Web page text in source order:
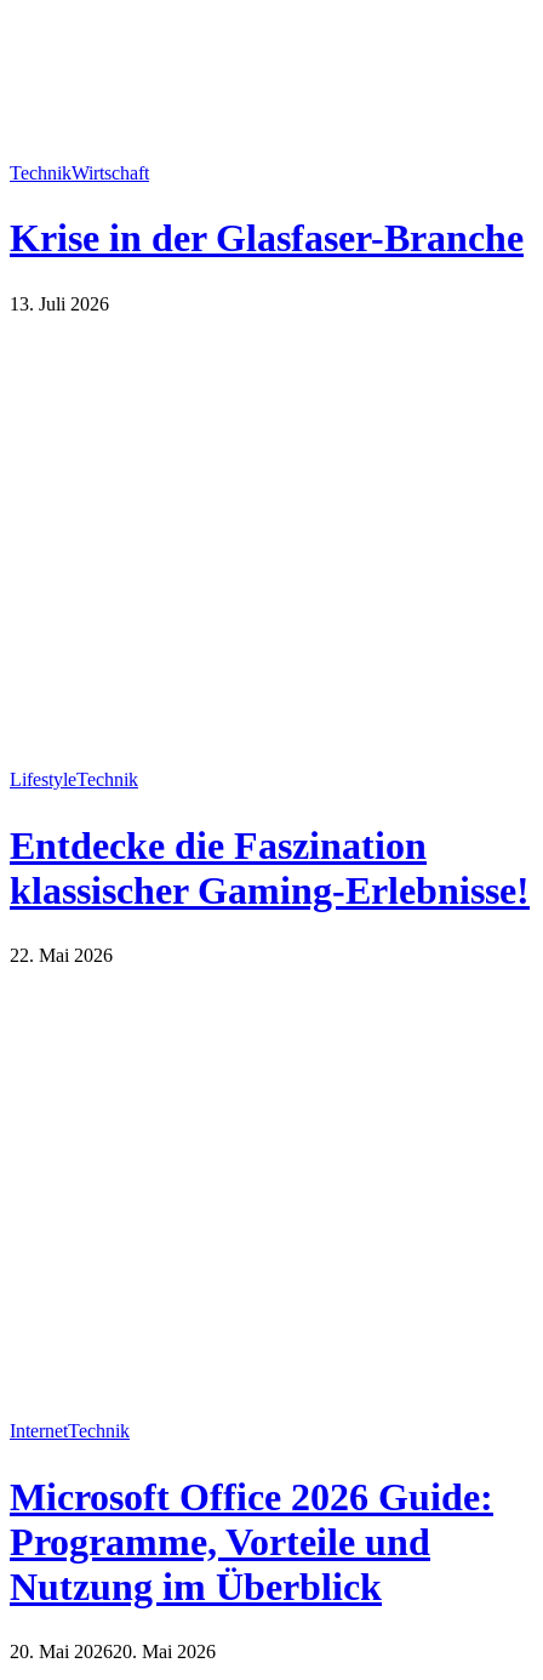
TechnikWirtschaft
Krise in der Glasfaser-Branche
13. Juli 2026
LifestyleTechnik
Entdecke die Faszination
klassischer Gaming-Erlebnisse!
22. Mai 2026
InternetTechnik
Microsoft Office 2026 Guide:
Programme, Vorteile und
Nutzung im Überblick
20. Mai 202620. Mai 2026